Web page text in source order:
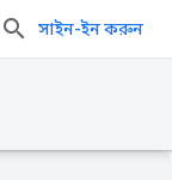
সাইন-ইন করুন